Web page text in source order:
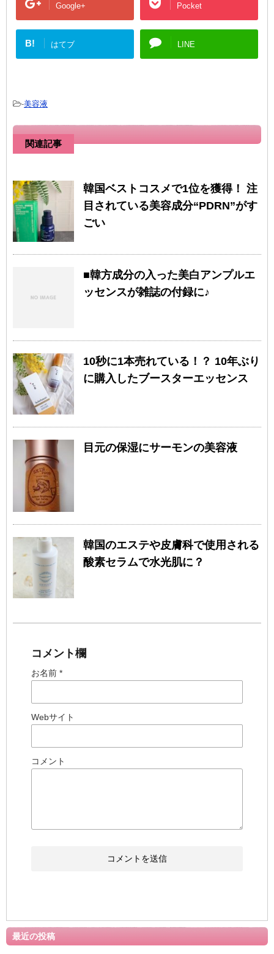
Google+ Pocket
B! はてブ LINE
-美容液
関連記事
韓国ベストコスメで1位を獲得！ 注
目されている美容成分“PDRN”がす
ごい
■韓方成分の入った美白アンプルエ
ッセンスが雑誌の付録に♪
10秒に1本売れている！？ 10年ぶり
に購入したブースターエッセンス
目元の保湿にサーモンの美容液
韓国のエステや皮膚科で使用される
酸素セラムで水光肌に？
コメント欄
お名前 *
Webサイト
コメント
最近の投稿